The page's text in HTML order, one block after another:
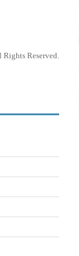
Reserved.